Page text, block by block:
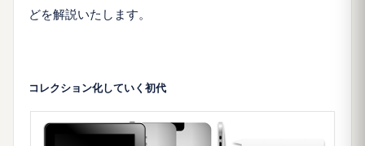
どを解説いたします。
コレクション化していく初代